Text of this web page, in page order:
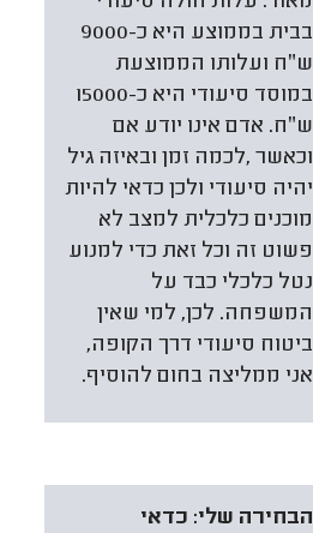
בבית בממוצע היא כ-9000
ש״ח ועלותו הממוצעת
במוסד סיעודי היא כ-15000
ש״ח. אדם אינו יודע אם
וכאשר ,לכמה זמן ובאיזה גיל
יהיה סיעודי ולכן כדאי להיות
מוכנים כלכלית למצב לא
פשוט זה וכל זאת כדי למנוע
נטל כלכלי כבד על
המשפחה. לכן, למי שאין
ביטוח סיעודי דרך הקופה,
אני ממליצה בחום להוסיף.
הבחירה שלי: כדאי